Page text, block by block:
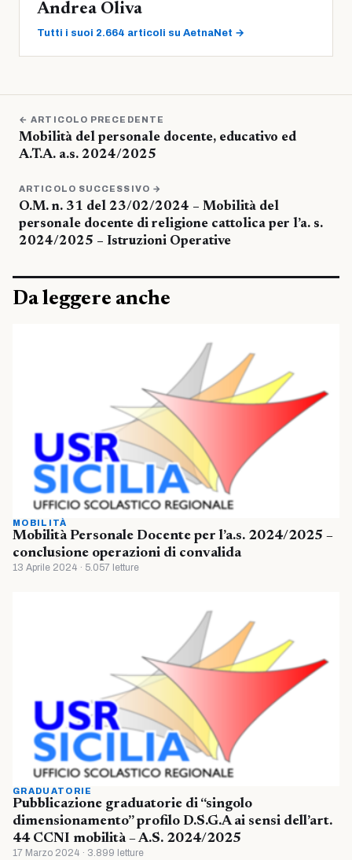
Andrea Oliva
Tutti i suoi 2.664 articoli su AetnaNet →
← ARTICOLO PRECEDENTE
Mobilità del personale docente, educativo ed
A.T.A. a.s. 2024/2025
ARTICOLO SUCCESSIVO →
O.M. n. 31 del 23/02/2024 – Mobilità del
personale docente di religione cattolica per l’a. s.
2024/2025 – Istruzioni Operative
Da leggere anche
MOBILITÀ
Mobilità Personale Docente per l’a.s. 2024/2025 –
conclusione operazioni di convalida
13 Aprile 2024 · 5.057 letture
GRADUATORIE
Pubblicazione graduatorie di “singolo
dimensionamento” profilo D.S.G.A ai sensi dell’art.
44 CCNI mobilità – A.S. 2024/2025
17 Marzo 2024 · 3.899 letture